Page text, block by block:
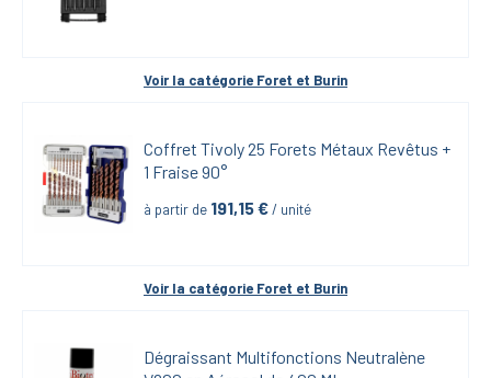
Voir la catégorie Foret et Burin
Coffret Tivoly 25 Forets Métaux Revêtus +
1 Fraise 90°
à partir de 191,15 € / unité
Voir la catégorie Foret et Burin
Dégraissant Multifonctions Neutralène